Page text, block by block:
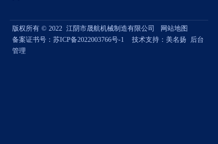
版权所有 © 2022 江阴市晟航机械制造有限公司
网站地图
备案证书号： 苏ICP备2022003766号-1 技术支持： 美名扬
后台
管理